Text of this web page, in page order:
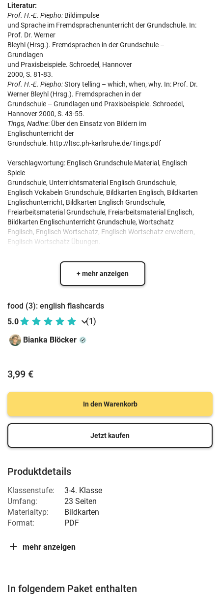
Literatur:
Prof. H.-E. Piepho: Bildimpulse
und Sprache im Fremdsprachenunterricht der Grundschule. In:
Prof. Dr. Werner
Bleyhl (Hrsg.). Fremdsprachen in der Grundschule –
Grundlagen
und Praxisbeispiele. Schroedel, Hannover
2000, S. 81-83.
Prof. H.-E. Piepho:Story telling – which, when, why. In: Prof. Dr.
Werner Bleyhl (Hrsg.). Fremdsprachen in der
Grundschule – Grundlagen und Praxisbeispiele. Schroedel,
Hannover 2000, S. 43-55.
Tings, Nadine: Über den Einsatz von Bildern im
Englischunterricht der
Grundschule. http://ltsc.ph-karlsruhe.de/Tings.pdf
Verschlagwortung: Englisch Grundschule Material, Englisch
Spiele
Grundschule, Unterrichtsmaterial Englisch Grundschule,
Englisch Vokabeln Grundschule, Bildkarten Englisch, Bildkarten
Englischunterricht, Bildkarten Englisch Grundschule,
Freiarbeitsmaterial Grundschule, Freiarbeitsmaterial Englisch,
Bildkarten Englischunterricht Grundschule, Wortschatz
Englisch, Englisch Wortschatz, Englisch Wortschatz erweitern,
Englisch Wortschatz Übungen.
+ mehr anzeigen
food (3): english flashcards
5.0
(1)
Bianka Blöcker
3,99 €
In den Warenkorb
Jetzt kaufen
Produktdetails
Klassenstufe:
3-4. Klasse
Umfang:
23 Seiten
Materialtyp:
Bildkarten
Format:
PDF
mehr anzeigen
In folgendem Paket enthalten